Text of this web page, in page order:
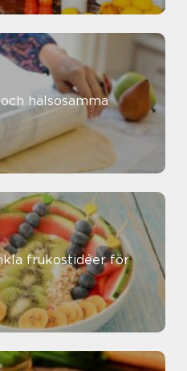
hälsosamma
frukostidéer för